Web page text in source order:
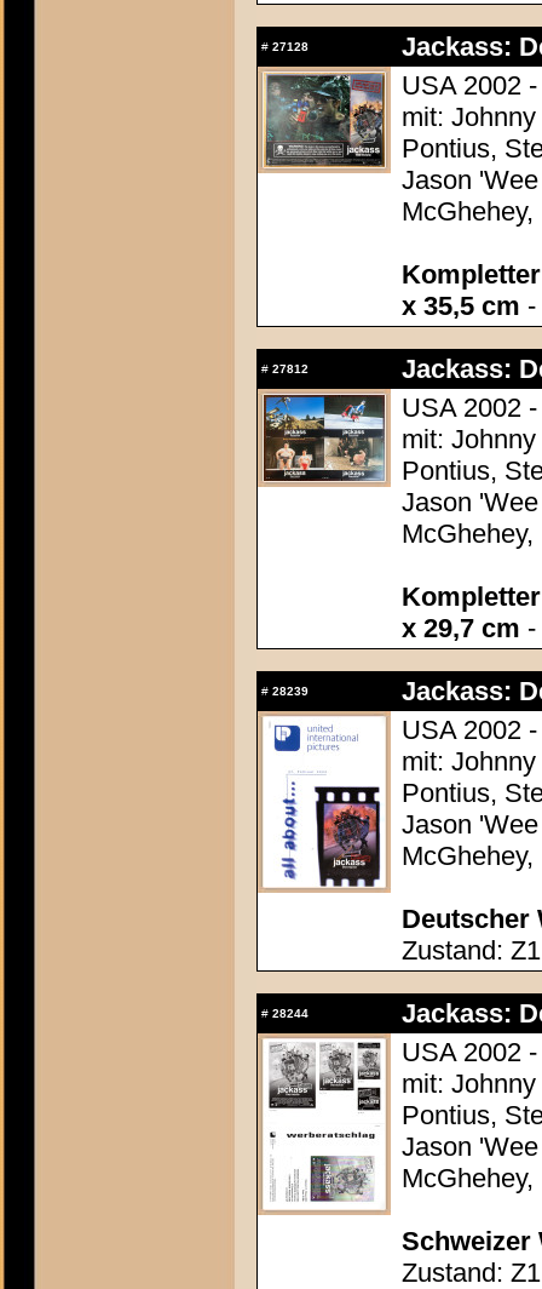
# 27128
Jackass:
USA 2002
mit:
Pontius,
Jason
x 35,5 cm
# 27812
Jackass:
USA 2002
mit:
Pontius,
Jason
x 29,7 cm
# 28239
Jackass:
USA 2002
mit:
Pontius,
Jason
Deutscher
Zustand: Z1
# 28244
Jackass:
USA 2002
mit:
Pontius,
Jason
Schweizer
Zustand: Z1